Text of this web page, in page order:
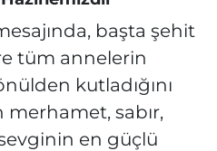
başta şehit
tüm annelerin
kutladığını
sabır,
sevginin en güçlü